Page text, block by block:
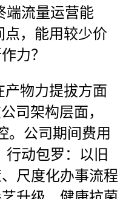
端流量运营能
点，能用较少价
力？
物力提拔方面
司架构层面，
。公司期间费用
行动包罗：以旧
尺度化办事流程